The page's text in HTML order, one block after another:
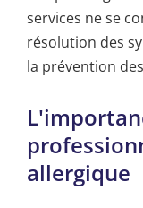
services ne se
résolution des
la prévention
allergique